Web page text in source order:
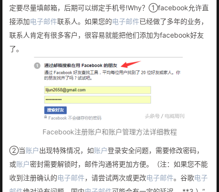
定要尽量填邮箱，后期可以绑定手机号!Why？①facebook允许直
接添加电子邮件联系人。如果您的电子邮件已经做了多年的业务，
联系人肯定有很多客户，很容易就能把他们添加为facebook好友
了。
Facebook注册账户和账户管理方法详细教程
②当账户出现特殊情况，如账户登录安全问题，需要修改密码，
或账户密封需要解锁时，邮件沟通将更加方便。（注：如果您不能
收到注册确认的电子邮件，请尝试两次或更改电子邮件。谷歌电子